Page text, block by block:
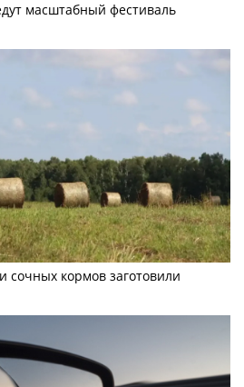
масштабный фестиваль
сочных кормов заготовили